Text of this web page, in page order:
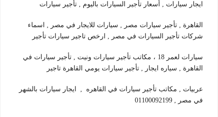
ايجار سيارات , أسعار تأجير السيارات باليوم , تأجير سيارات
القاهرة , تأجير سيارات مصر , سيارات للايجار في مصر , اسماء
شركات تأجير السيارات في مصر , ارخص تاجير سيارات تأجير
سيارات لعمر 18 ، مكاتب تأجير سيارات ونيت , تأجير سيارات في
القاهرة , سياره ايجار , تأجير سيارات يومي القاهرة تاجير
عربيات , مكاتب تأجير سيارات في القاهره , ايجار سيارات بالشهر
في مصر , 01100092199